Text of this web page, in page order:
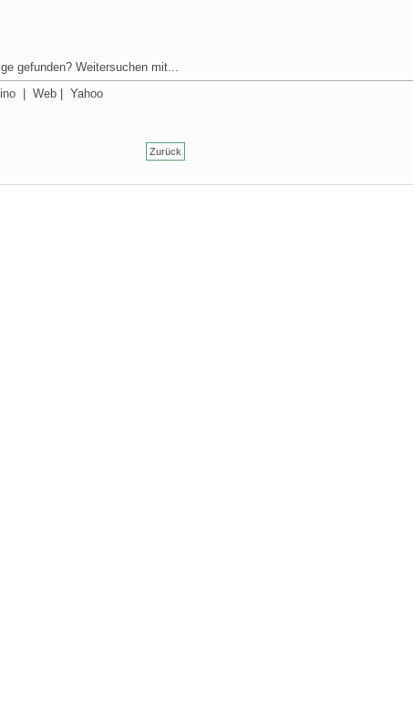
gefunden? Weitersuchen mit...
Web Yahoo
Zurück